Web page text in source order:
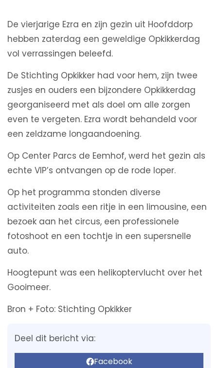
De vierjarige Ezra en zijn gezin uit Hoofddorp
hebben zaterdag een geweldige Opkikkerdag
vol verrassingen beleefd.
De Stichting Opkikker had voor hem, zijn twee
zusjes en ouders een bijzondere Opkikkerdag
georganiseerd met als doel om alle zorgen
even te vergeten. Ezra wordt behandeld voor
een zeldzame longaandoening.
Op Center Parcs de Eemhof, werd het gezin als
echte VIP’s ontvangen op de rode loper.
Op het programma stonden diverse
activiteiten zoals een ritje in een limousine, een
bezoek aan het circus, een professionele
fotoshoot en een tochtje in een supersnelle
auto.
Hoogtepunt was een helikoptervlucht over het
Gooimeer.
Bron + Foto: Stichting Opkikker
Deel dit bericht via:
Facebook